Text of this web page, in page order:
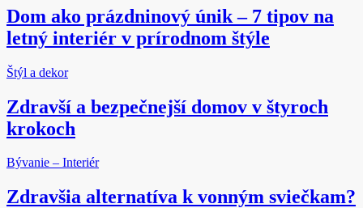
Dom ako prázdninový únik – 7 tipov na
letný interiér v prírodnom štýle
Štýl a dekor
Zdravší a bezpečnejší domov v štyroch
krokoch
Bývanie – Interiér
Zdravšia alternatíva k vonným sviečkam?